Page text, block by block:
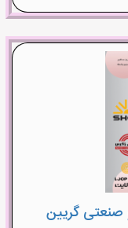
صنعتی گریین